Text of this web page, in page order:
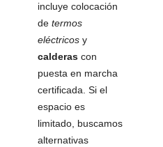
incluye colocación
de termos
eléctricos y
calderas con
puesta en marcha
certificada. Si el
espacio es
limitado, buscamos
alternativas